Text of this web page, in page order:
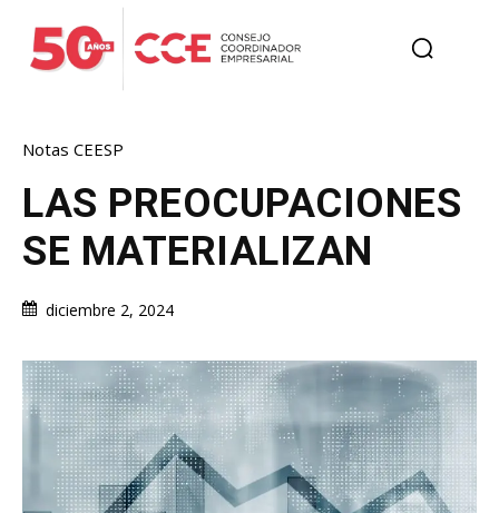
Notas CEESP
LAS PREOCUPACIONES
SE MATERIALIZAN
diciembre 2, 2024